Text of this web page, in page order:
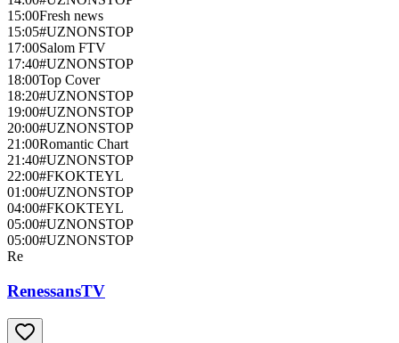
15:00Fresh news
15:05#UZNONSTOP
17:00Salom FTV
17:40#UZNONSTOP
18:00Top Cover
18:20#UZNONSTOP
19:00#UZNONSTOP
20:00#UZNONSTOP
21:00Romantic Chart
21:40#UZNONSTOP
22:00#FKOKTEYL
01:00#UZNONSTOP
04:00#FKOKTEYL
05:00#UZNONSTOP
05:00#UZNONSTOP
Re
RenessansTV